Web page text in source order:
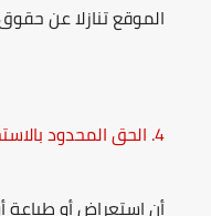
الموقع تنازلا عن
4. الحق المحدود بالاستخدام:
أن استعراض أو